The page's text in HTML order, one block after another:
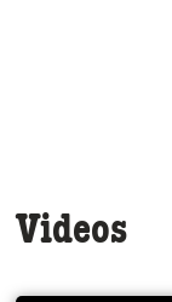
Videos